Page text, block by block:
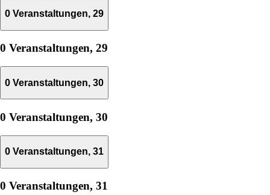
0 Veranstaltungen, 29
0 Veranstaltungen, 29
0 Veranstaltungen, 30
0 Veranstaltungen, 30
0 Veranstaltungen, 31
0 Veranstaltungen, 31